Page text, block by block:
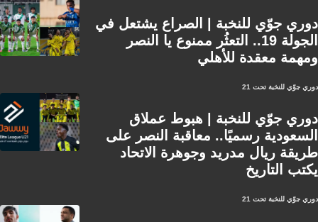
دوري جوّي للنخبة | الصراع يشتعل في
الجولة 19.. التعثُر ممنوع يا النصر
ومهمة معقدة للأهلي
دوري جوّي للنخبة تحت 21
دوري جوّي للنخبة | هبوط عملاق
السعودية رسميًا.. معاقبة النصر على
طريقة ريال مدريد وجوهرة الاتحاد
يكتب التاريخ
دوري جوّي للنخبة تحت 21